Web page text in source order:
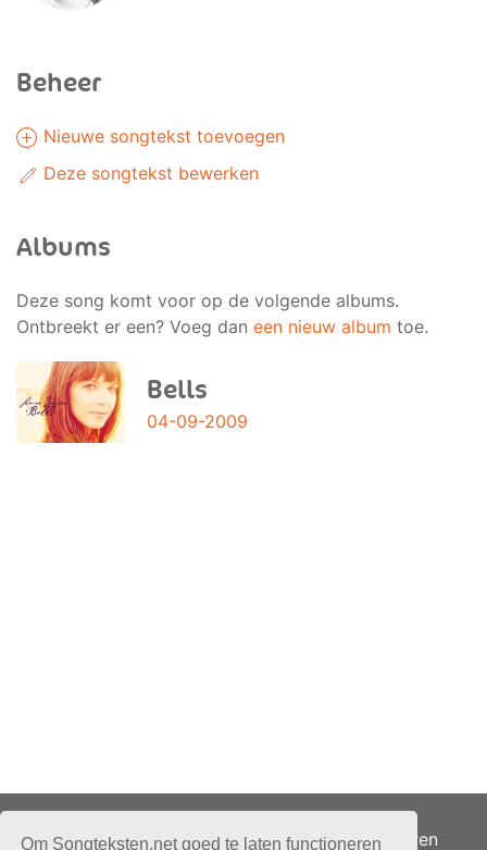
Om Songteksten.net goed te laten functioneren
Beheer
Nieuwe songtekst toevoegen
Deze songtekst bewerken
Albums
Deze song komt voor op de volgende albums.
Ontbreekt er een? Voeg dan een nieuw album toe.
Bells
04-09-2009
Adverteren